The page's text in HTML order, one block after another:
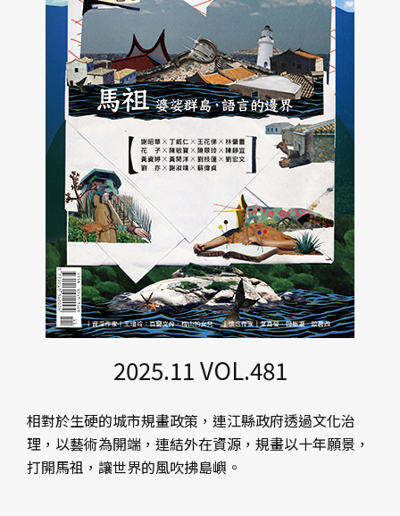
2025.11 VOL.481
相對於生硬的城市規畫政策，連江縣政府透過文化治
理，以藝術為開端，連結外在資源，規畫以十年願景，
打開馬祖，讓世界的風吹拂島嶼。